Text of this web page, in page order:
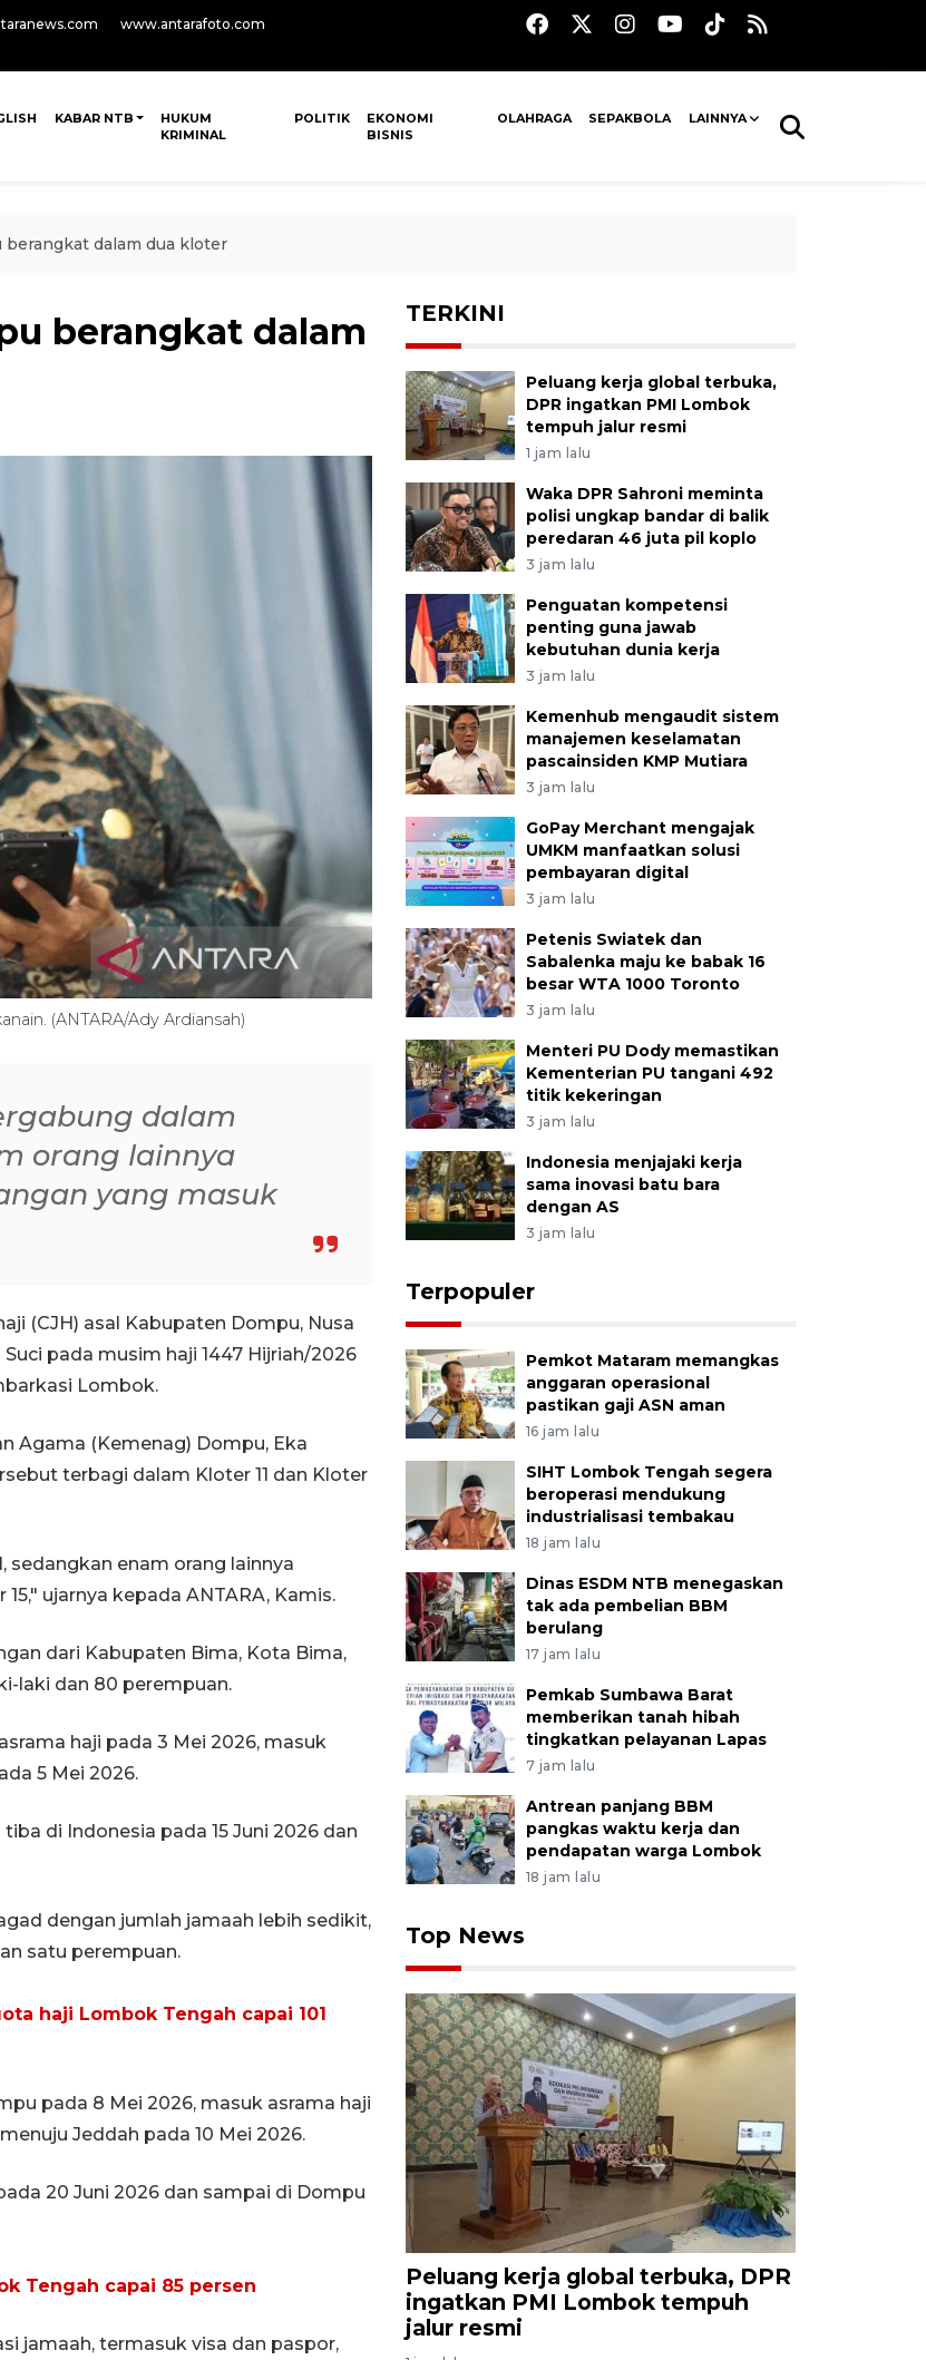
www.antarafoto.com
KABAR NTB
HUKUM
KRIMINAL
POLITIK
EKONOMI
BISNIS
OLAHRAGA SEPAKBOLA LAINNYA
berangkat dalam dua kloter
berangkat dalam
(ANTARA/Ady Ardiansah)
dalam
orang lainnya
yang masuk
(CJH) asal Kabupaten Dompu, Nusa
pada musim haji 1447 Hijriah/2026
Lombok.
Agama (Kemenag) Dompu, Eka
terbagi dalam Kloter 11 dan Kloter
sedangkan enam orang lainnya
ujarnya kepada ANTARA, Kamis.
dari Kabupaten Bima, Kota Bima,
laki dan 80 perempuan.
haji pada 3 Mei 2026, masuk
5 Mei 2026.
di Indonesia pada 15 Juni 2026 dan
dengan jumlah jamaah lebih sedikit,
satu perempuan.
haji Lombok Tengah capai 101
pada 8 Mei 2026, masuk asrama haji
Jeddah pada 10 Mei 2026.
20 Juni 2026 dan sampai di Dompu
Tengah capai 85 persen
jamaah, termasuk visa dan paspor,
TERKINI
Peluang kerja global terbuka,
DPR ingatkan PMI Lombok
tempuh jalur resmi
1 jam lalu
Waka DPR Sahroni meminta
polisi ungkap bandar di balik
peredaran 46 juta pil koplo
3 jam lalu
Penguatan kompetensi
penting guna jawab
kebutuhan dunia kerja
3 jam lalu
Kemenhub mengaudit sistem
manajemen keselamatan
pascainsiden KMP Mutiara
3 jam lalu
GoPay Merchant mengajak
UMKM manfaatkan solusi
pembayaran digital
3 jam lalu
Petenis Swiatek dan
Sabalenka maju ke babak 16
besar WTA 1000 Toronto
3 jam lalu
Menteri PU Dody memastikan
Kementerian PU tangani 492
titik kekeringan
3 jam lalu
Indonesia menjajaki kerja
sama inovasi batu bara
dengan AS
3 jam lalu
Terpopuler
Pemkot Mataram memangkas
anggaran operasional
pastikan gaji ASN aman
16 jam lalu
SIHT Lombok Tengah segera
beroperasi mendukung
industrialisasi tembakau
18 jam lalu
Dinas ESDM NTB menegaskan
tak ada pembelian BBM
berulang
17 jam lalu
Pemkab Sumbawa Barat
memberikan tanah hibah
tingkatkan pelayanan Lapas
7 jam lalu
Antrean panjang BBM
pangkas waktu kerja dan
pendapatan warga Lombok
18 jam lalu
Top News
Peluang kerja global terbuka, DPR
ingatkan PMI Lombok tempuh
jalur resmi